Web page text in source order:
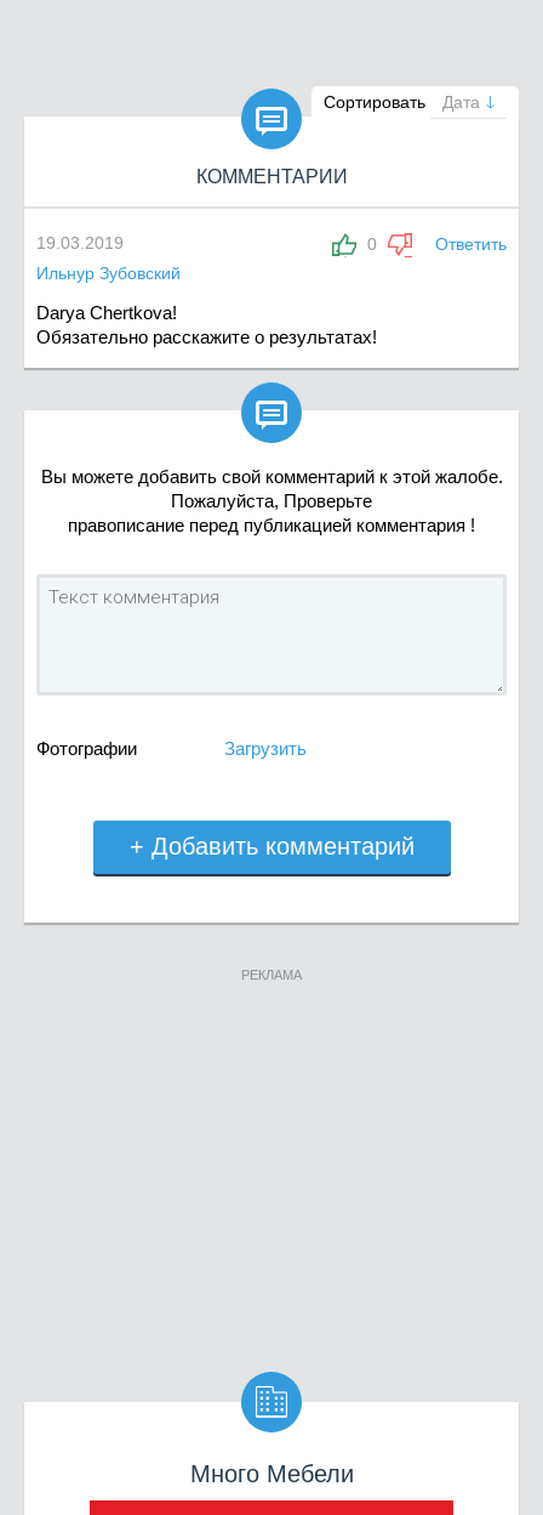
Сортировать Дата

КОММЕНТАРИИ
0 Ответить
19.03.2019
Ильнур Зубовский
Darya Chertkova!
Обязательно расскажите о результатах!

Вы можете добавить свой комментарий к этой жалобе.
Пожалуйста, Проверьте
правописание перед публикацией комментария !
Фотографии Загрузить
+ Добавить комментарий
РЕКЛАМА

Много Мебели